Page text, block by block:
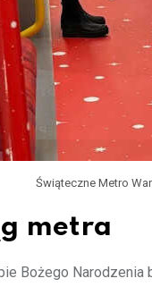
Świąteczne Metro
metra
Bożego Narodzenia